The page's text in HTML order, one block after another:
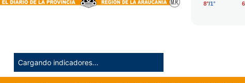
Cargando indicadores...